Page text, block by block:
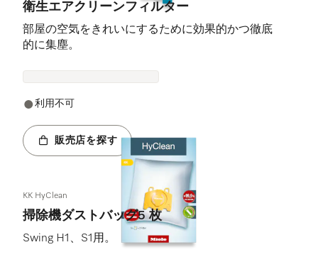
衛生エアクリーンフィルター
部屋の空気をきれいにするために効果的かつ徹底
的に集塵。
利用不可
販売店を探す
KK HyClean
掃除機ダストバッグ5 枚
Swing H1、S1用。